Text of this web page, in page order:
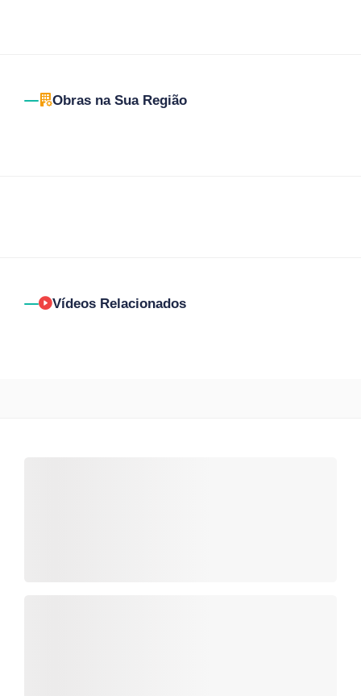
Obras na Sua Região
Vídeos Relacionados